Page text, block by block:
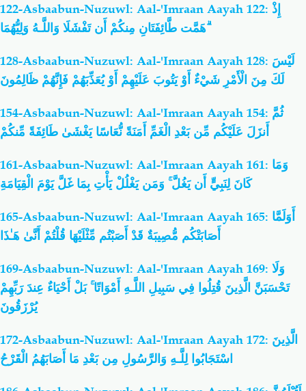
122-Asbaabun-Nuzuwl: Aal-'Imraan Aayah 122: إِذْ
هَمَّت طَّائِفَتَانِ مِنكُمْ أَن تَفْشَلَا وَاللَّـهُ وَلِيُّهُمَا ۗ
128-Asbaabun-Nuzuwl: Aal-'Imraan Aayah 128: لَيْسَ
لَكَ مِنَ الْأَمْرِ شَيْءٌ أَوْ يَتُوبَ عَلَيْهِمْ أَوْ يُعَذِّبَهُمْ فَإِنَّهُمْ ظَالِمُونَ
154-Asbaabun-Nuzuwl: Aal-'Imraan Aayah 154: ثُمَّ
أَنزَلَ عَلَيْكُم مِّن بَعْدِ الْغَمِّ أَمَنَةً نُّعَاسًا يَغْشَىٰ طَائِفَةً مِّنكُمْ
161-Asbaabun-Nuzuwl: Aal-'Imraan Aayah 161: وَمَا
كَانَ لِنَبِيٍّ أَن يَغُلَّ ۚ وَمَن يَغْلُلْ يَأْتِ بِمَا غَلَّ يَوْمَ الْقِيَامَةِ
165-Asbaabun-Nuzuwl: Aal-'Imraan Aayah 165: أَوَلَمَّا
أَصَابَتْكُم مُّصِيبَةٌ قَدْ أَصَبْتُم مِّثْلَيْهَا قُلْتُمْ أَنَّىٰ هَـٰذَا
169-Asbaabun-Nuzuwl: Aal-'Imraan Aayah 169: وَلَا
تَحْسَبَنَّ الَّذِينَ قُتِلُوا فِي سَبِيلِ اللَّـهِ أَمْوَاتًا ۚ بَلْ أَحْيَاءٌ عِندَ رَبِّهِمْ
يُرْزَقُونَ
172-Asbaabun-Nuzuwl: Aal-'Imraan Aayah 172: الَّذِينَ
اسْتَجَابُوا لِلَّـهِ وَالرَّسُولِ مِن بَعْدِ مَا أَصَابَهُمُ الْقَرْحُ